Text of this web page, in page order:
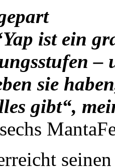
ist ein
–
sie
gibt“,